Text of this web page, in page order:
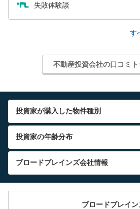
失敗体験談
す
不動産投資会社の口コミ
投資家が購入した物件種別
投資家の年齢分布
ブロードブレインズ会社情報
ブロードブレイン